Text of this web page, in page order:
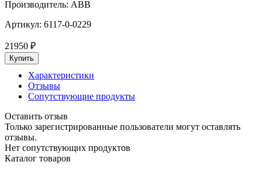
Производитель: ABB
Артикул: 6117-0-0229
21950 ₽
Характеристики
Отзывы
Сопутствующие продукты
Оставить отзыв
Только зарегистрированные пользователи могут оставлять
отзывы.
Нет сопутствующих продуктов
Каталог товаров